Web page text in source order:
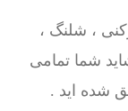
، شلنگ ،
شما تمامی
شده اید .